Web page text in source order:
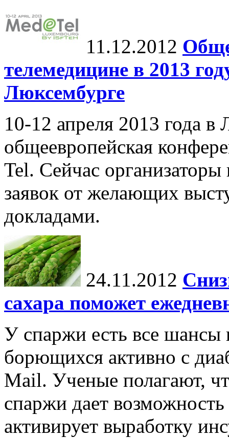
11.12.2012
телемедицине в 2013
Люксембурге
10-12 апреля 2013 года в
общеевропейская
Tel. Сейчас
заявок от желающих
докладами.
24.11.2012
сахара поможет
У спаржи есть все шансы
борющихся активно с
Mail. Ученые полагают,
спаржи дает возможность
активирует выработку